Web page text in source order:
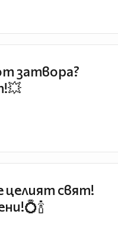
затвора?
целият свят!